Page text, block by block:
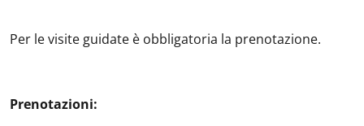
Per le visite guidate è obbligatoria la prenotazione.
Prenotazioni: